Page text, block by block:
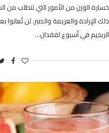
خسارة الوزن من الأمور التي تتطلب من
ذلك الإرادة والعزيمة والصبر. لن تُعانوا
الريجيم في أسبوع لفقدان…